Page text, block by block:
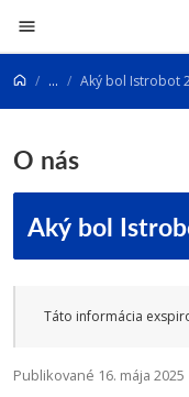
Prejsť na obsah
... Aký bol Istrobot
O nás
Aký bol
Táto informácia
Publikované 16. mája 2025